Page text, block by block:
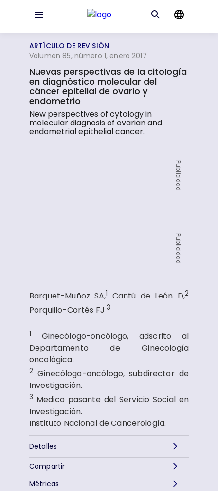
ARTÍCULO DE REVISIÓN
Volumen 85, número 1, enero 2017
Nuevas perspectivas de la citología
en diagnóstico molecular del
cáncer epitelial de ovario y
endometrio
New perspectives of cytology in
molecular diagnosis of ovarian and
endometrial epithelial cancer.
Publicidad
Publicidad
Barquet-Muñoz SA,1 Cantú de León D,2
Porquillo-Cortés FJ 3
1 Ginecólogo-oncólogo, adscrito al
Departamento de Ginecología
oncológica.
2 Ginecólogo-oncólogo, subdirector de
Investigación.
3 Medico pasante del Servicio Social en
Investigación.
Instituto Nacional de Cancerología.
Detalles
Métricas
Compartir